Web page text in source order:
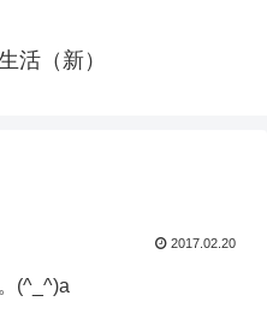
活（新）
2017.02.20
(^_^)a